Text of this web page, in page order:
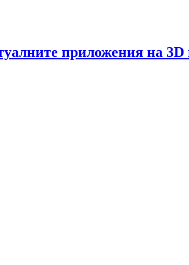
приложения на